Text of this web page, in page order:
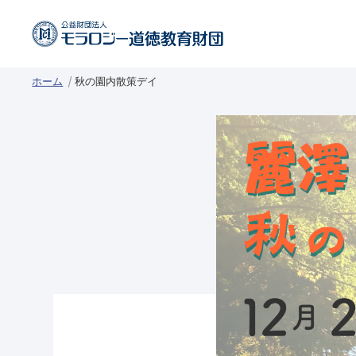
ホーム 秋の園内散策デイ